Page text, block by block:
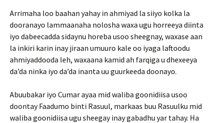
Arrimaha loo baahan yahay in ahmiyad la siiyo kolka la
dooranayo lammaanaha nolosha waxa ugu horreeya diinta
iyo dabeecadda sidaynu horeba usoo sheegnay, waxase aan
la inkiri karin inay jiraan umuuro kale oo iyaga laftoodu
ahmiyaddooda leh, waxaana kamid ah farqiga u dhexeeya
da’da ninka iyo da’da inanta uu guurkeeda doonayo.
Abuubakar iyo Cumar ayaa mid waliba goonidiisa usoo
doontay Faadumo binti Rasuul, markaas buu Rasuulku mid
waliba goonidiisa ugu sheegay inay gabadhu yar tahay. Ha